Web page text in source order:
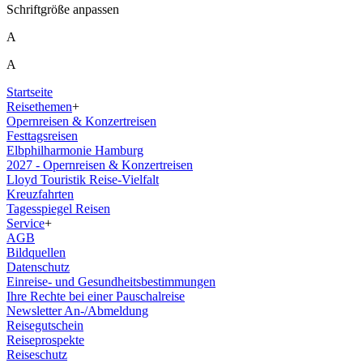
Schriftgröße anpassen
A
A
Startseite
Reisethemen+
Opernreisen & Konzertreisen
Festtagsreisen
Elbphilharmonie Hamburg
2027 - Opernreisen & Konzertreisen
Lloyd Touristik Reise-Vielfalt
Kreuzfahrten
Tagesspiegel Reisen
Service+
AGB
Bildquellen
Datenschutz
Einreise- und Gesundheitsbestimmungen
Ihre Rechte bei einer Pauschalreise
Newsletter An-/Abmeldung
Reisegutschein
Reiseprospekte
Reiseschutz